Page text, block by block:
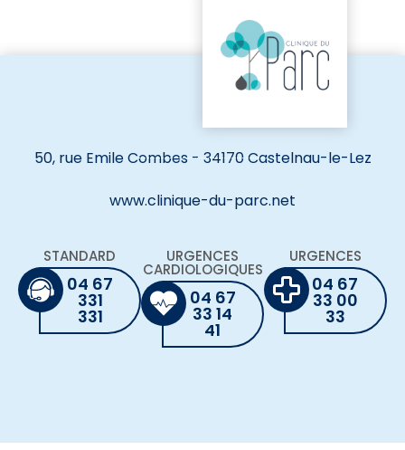
50, rue Emile Combes - 34170 Castelnau-le-Lez
www.clinique-du-parc.net
STANDARD
04 67
331
331
URGENCES
CARDIOLOGIQUES
04 67
33 14
41
URGENCES
04 67
33 00
33